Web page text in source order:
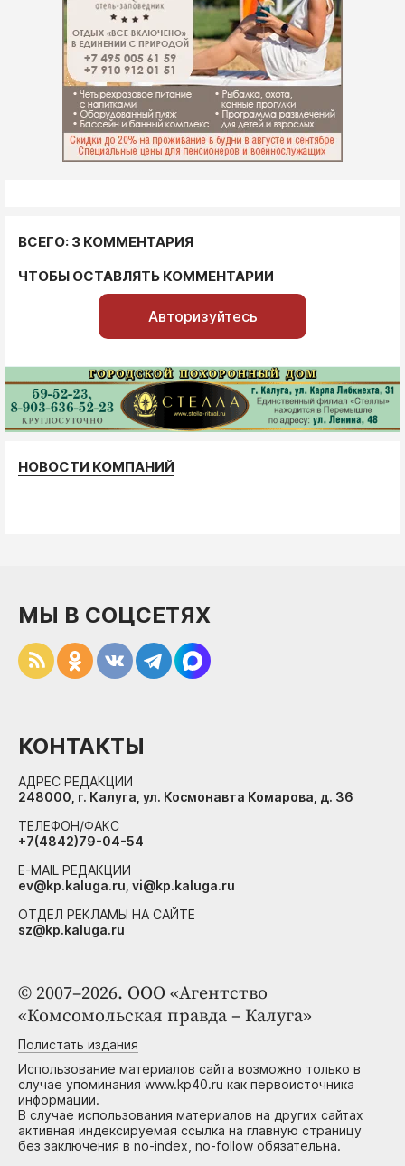
ВСЕГО: 3 КОММЕНТАРИЯ
ЧТОБЫ ОСТАВЛЯТЬ КОММЕНТАРИИ
Авторизуйтесь
НОВОСТИ КОМПАНИЙ
© 2007–2026. ООО «Агентство
«Комсомольская правда – Калуга»
Полистать издания
Использование материалов сайта возможно только в
случае упоминания www.kp40.ru как первоисточника
информации.
В случае использования материалов на других сайтах
активная индексируемая ссылка на главную страницу
без заключения в no-index, no-follow обязательна.
МЫ В СОЦСЕТЯХ
КОНТАКТЫ
АДРЕС РЕДАКЦИИ
248000, г. Калуга, ул. Космонавта Комарова, д. 36
ТЕЛЕФОН/ФАКС
+7(4842)79-04-54
E-MAIL РЕДАКЦИИ
ev@kp.kaluga.ru, vi@kp.kaluga.ru
ОТДЕЛ РЕКЛАМЫ НА САЙТЕ
sz@kp.kaluga.ru